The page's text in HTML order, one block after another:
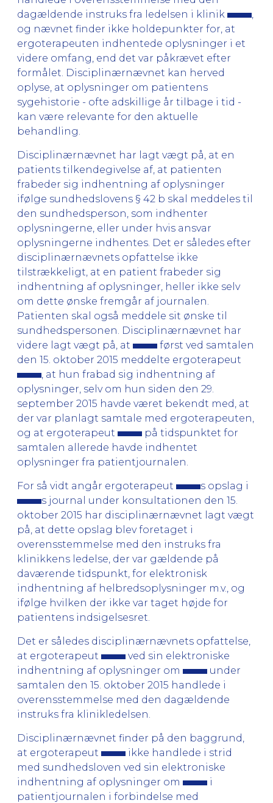
dagældende instruks fra ledelsen i klinik
og nævnet finder ikke holdepunkter for, at
ergoterapeuten indhentede oplysninger i et
videre omfang, end det var påkrævet efter
formålet. Disciplinærnævnet kan herved
oplyse, at oplysninger om patientens
sygehistorie - ofte adskillige år tilbage i tid -
kan være relevante for den aktuelle
behandling.
Disciplinærnævnet har lagt vægt på, at en
patients tilkendegivelse af, at patienten
frabeder sig indhentning af oplysninger
ifølge sundhedslovens § 42 b skal meddeles til
den sundhedsperson, som indhenter
oplysningerne, eller under hvis ansvar
oplysningerne indhentes. Det er således efter
disciplinærnævnets opfattelse ikke
tilstrækkeligt, at en patient frabeder sig
indhentning af oplysninger, heller ikke selv
om dette ønske fremgår af journalen.
Patienten skal også meddele sit ønske til
sundhedspersonen. Disciplinærnævnet har
videre lagt vægt på, at
først ved samtalen
den 15. oktober 2015 meddelte ergoterapeut
, at hun frabad sig indhentning af
oplysninger, selv om hun siden den 29.
september 2015 havde været bekendt med, at
der var planlagt samtale med ergoterapeuten,
og at ergoterapeut
på tidspunktet for
samtalen allerede havde indhentet
oplysninger fra patientjournalen.
For så vidt angår ergoterapeut
s opslag i
s journal under konsultationen den 15.
oktober 2015 har disciplinærnævnet lagt vægt
på, at dette opslag blev foretaget i
overensstemmelse med den instruks fra
klinikkens ledelse, der var gældende på
daværende tidspunkt, for elektronisk
indhentning af helbredsoplysninger m.v., og
ifølge hvilken der ikke var taget højde for
patientens indsigelsesret.
Det er således disciplinærnævnets opfattelse,
at ergoterapeut
ved sin elektroniske
indhentning af oplysninger om
under
samtalen den 15. oktober 2015 handlede i
overensstemmelse med den dagældende
instruks fra klinikledelsen.
Disciplinærnævnet finder på den baggrund,
at ergoterapeut
ikke handlede i strid
med sundhedsloven ved sin elektroniske
indhentning af oplysninger om
i
patientjournalen i forbindelse med